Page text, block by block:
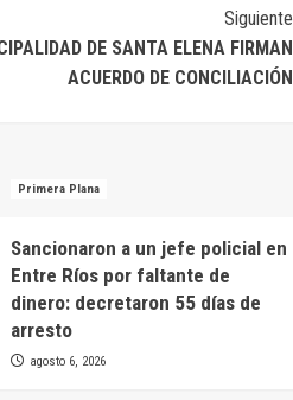
Siguiente
DE SANTA ELENA FIRMAN
ACUERDO DE CONCILIACIÓN
Primera Plana
Sancionaron a un jefe policial en
Entre Ríos por faltante de
dinero: decretaron 55 días de
arresto
agosto 6, 2026